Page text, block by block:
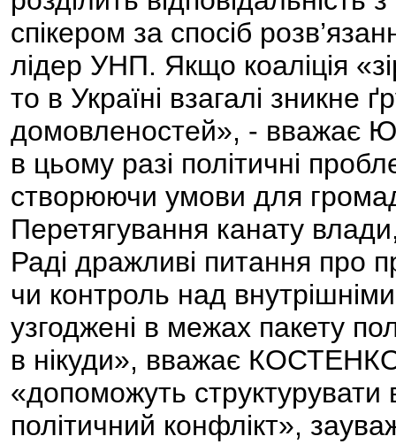
спікером за спосіб
лідер УНП. Якщо коаліція
то в Україні взагалі зникне
домовленостей», - вважає
в цьому разі політичні
створюючи умови для
Перетягування канату
Раді дражливі питання про
чи контроль над
узгоджені в межах пакету
в нікуди», вважає
«допоможуть
політичний конфлікт»,